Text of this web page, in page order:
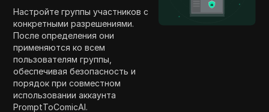
Настройте группы участников с
конкретными разрешениями.
После определения они
применяются ко всем
пользователям группы,
обеспечивая безопасность и
порядок при совместном
использовании аккаунта
PromptToComicAI.